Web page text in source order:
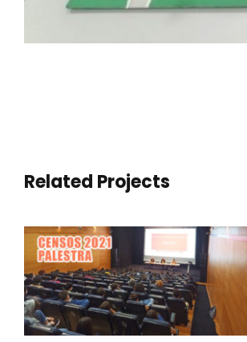
Related Projects
PALESTRA “A
IMPORTÂNCIA DOS
CENSOS”